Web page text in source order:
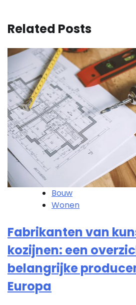
Related Posts
Bouw
Wonen
Fabrikanten van
kozijnen: een
belangrijke
Europa